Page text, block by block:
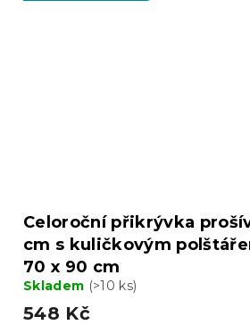
Celoroční přikrývka
cm s kuličkovým
70 x 90 cm
Skladem (>10 ks)
548 Kč